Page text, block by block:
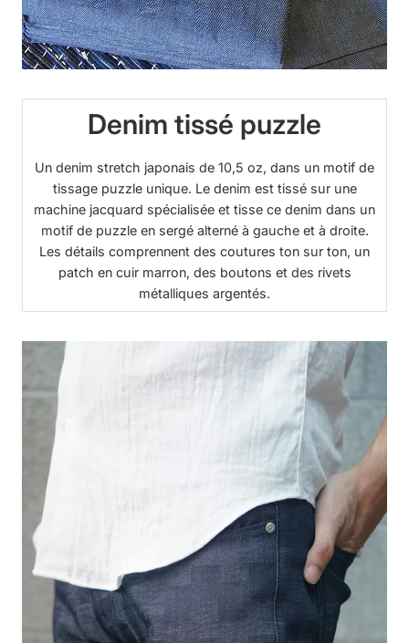
Denim tissé puzzle
Un denim stretch japonais de 10,5 oz, dans un motif de
tissage puzzle unique. Le denim est tissé sur une
machine jacquard spécialisée et tisse ce denim dans un
motif de puzzle en sergé alterné à gauche et à droite.
Les détails comprennent des coutures ton sur ton, un
patch en cuir marron, des boutons et des rivets
métalliques argentés.